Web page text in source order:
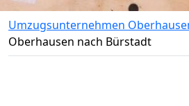
Umzugsunternehmen
Oberhausen nach Bürstadt